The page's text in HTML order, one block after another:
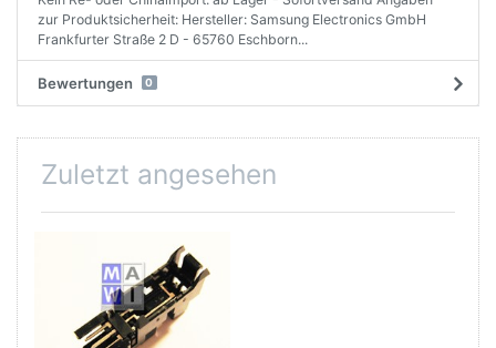
zur Produktsicherheit: Hersteller: Samsung Electronics GmbH
Frankfurter Straße 2 D - 65760 Eschborn...
Bewertungen 0
Zuletzt angesehen